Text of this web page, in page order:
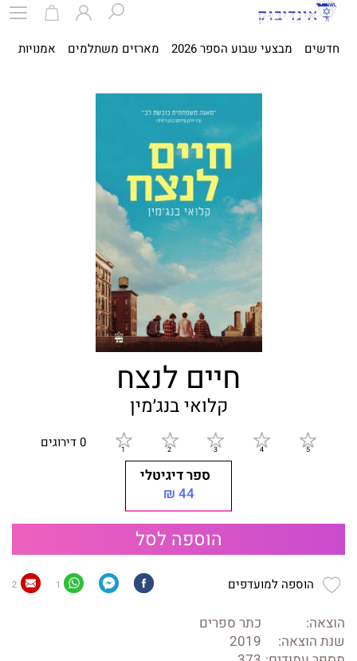
חדשים מבצעי שבוע הספר 2026 מארזים משתלמים אמנויות
חיים לנצח
קלואי בנג׳מין
0 דירוגים
ספר דיגיטלי
44 ₪
הוספה לסל
הוספה למועדפים 1
2
הוצאה:
כתר ספרים
שנת הוצאה:
2019